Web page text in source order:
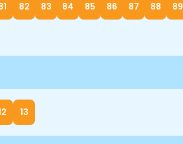
82 83 84 85 86 87 88 89
13